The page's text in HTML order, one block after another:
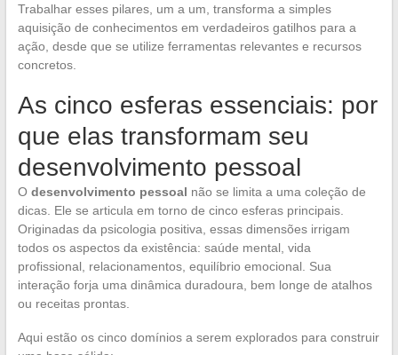
Trabalhar esses pilares, um a um, transforma a simples
aquisição de conhecimentos em verdadeiros gatilhos para a
ação, desde que se utilize ferramentas relevantes e recursos
concretos.
As cinco esferas essenciais: por
que elas transformam seu
desenvolvimento pessoal
O desenvolvimento pessoal não se limita a uma coleção de
dicas. Ele se articula em torno de cinco esferas principais.
Originadas da psicologia positiva, essas dimensões irrigam
todos os aspectos da existência: saúde mental, vida
profissional, relacionamentos, equilíbrio emocional. Sua
interação forja uma dinâmica duradoura, bem longe de atalhos
ou receitas prontas.
Aqui estão os cinco domínios a serem explorados para construir